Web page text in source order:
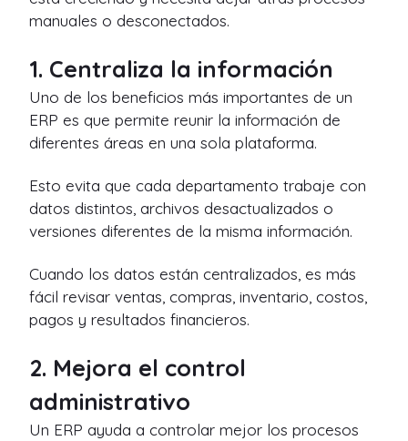
manuales o desconectados.
1. Centraliza la información
Uno de los beneficios más importantes de un
ERP es que permite reunir la información de
diferentes áreas en una sola plataforma.
Esto evita que cada departamento trabaje con
datos distintos, archivos desactualizados o
versiones diferentes de la misma información.
Cuando los datos están centralizados, es más
fácil revisar ventas, compras, inventario, costos,
pagos y resultados financieros.
2. Mejora el control
administrativo
Un ERP ayuda a controlar mejor los procesos